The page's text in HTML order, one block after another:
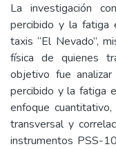
La investigación
percibido y la fatiga
taxis “El Nevado”,
física de quienes
objetivo fue
percibido y la fatiga
enfoque
transversal y
instrumentos PSS-